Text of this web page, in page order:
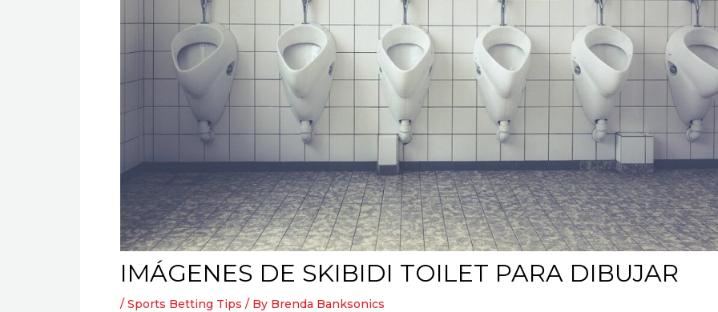
IMÁGENES DE SKIBIDI TOILET PARA DIBUJAR
/ Sports Betting Tips / By Brenda Banksonics